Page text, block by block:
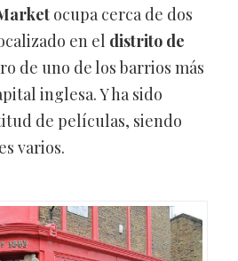
ocupa cerca de dos
en el distrito de
de uno de los barrios más
inglesa. Y ha sido
de películas, siendo
varios.